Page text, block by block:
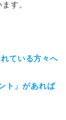
す。
ている方々へ
ト」があれば